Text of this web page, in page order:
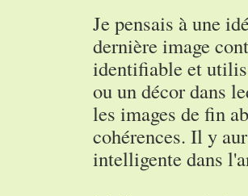
Je pensais à une
dernière image
identifiable et
ou un décor dans
les images de fin
cohérences. Il y
intelligente dans